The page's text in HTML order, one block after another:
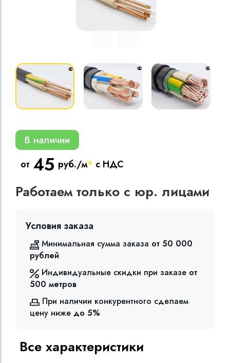
Кабели
изоляцией
В наличии
от 45 руб./м* с НДС
Работаем только с юр. лицами
Условия заказа
Минимальная сумма заказа от 50 000
рублей
Индивидуальные скидки при заказе от
500 метров
При наличии конкурентного сделаем
цену ниже до 5%
Все характеристики